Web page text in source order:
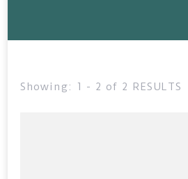
Showing: 1 - 2 of 2 RESULTS